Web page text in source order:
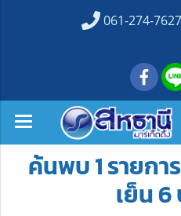
061-274-
ค้นพบ 1 รายกา
เย็น 6